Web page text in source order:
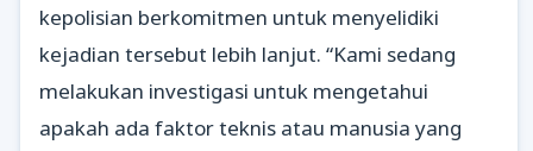
kepolisian berkomitmen untuk menyelidiki
kejadian tersebut lebih lanjut. “Kami sedang
melakukan investigasi untuk mengetahui
apakah ada faktor teknis atau manusia yang